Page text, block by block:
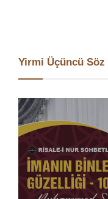
Yirmi Üçüncü Söz